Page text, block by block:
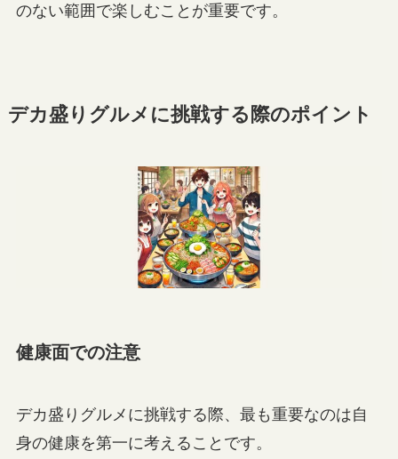
のない範囲で楽しむことが重要です。
デカ盛りグルメに挑戦する際のポイント
健康面での注意
デカ盛りグルメに挑戦する際、最も重要なのは自
身の健康を第一に考えることです。